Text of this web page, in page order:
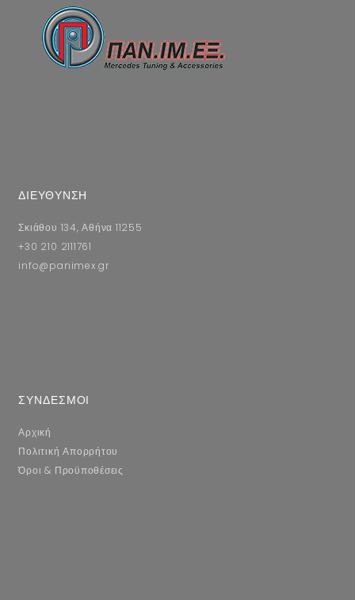
ΔΙΕΥΘΥΝΣΗ
Σκιάθου 134, Αθήνα 11255
+30 210 2111761
info@panimex.gr
ΣΥΝΔΕΣΜΟΙ
Αρχική
Πολιτική Απορρήτου
Όροι & Προϋποθέσεις